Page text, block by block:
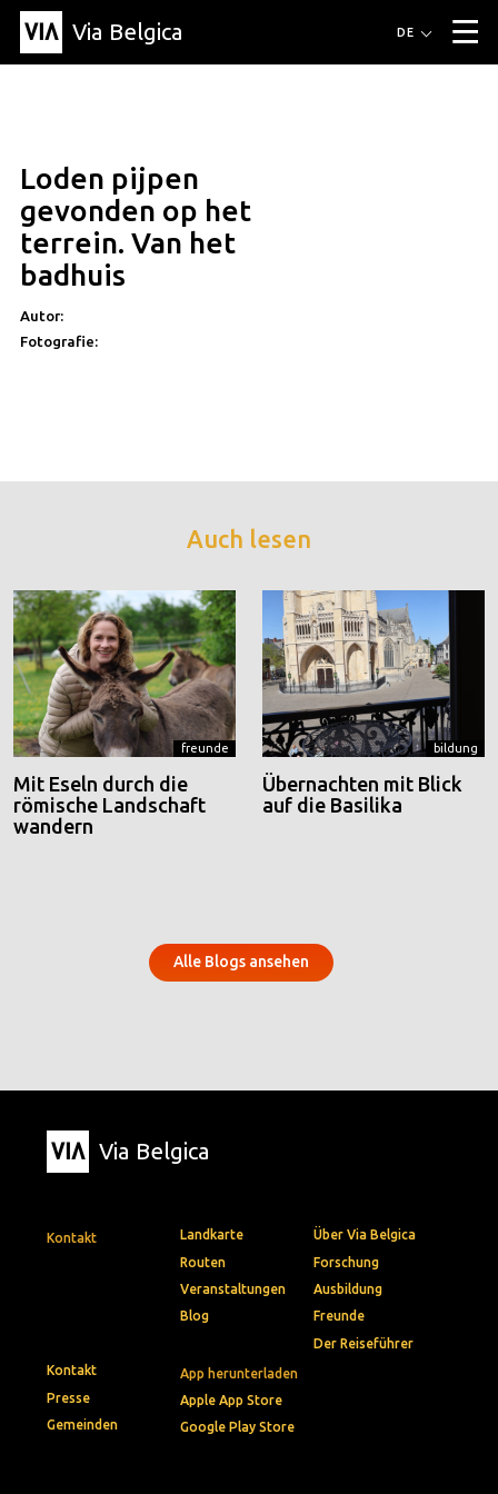
Via Belgica ▼
Über Via Belgica
Über Via Belgica
Forschung
Ausbildung
Freunde
Der Reiseführer
Organisation
DE
Loden pijpen
gevonden op het
terrein. Van het
badhuis
Autor:
Fotografie:
Auch lesen
freunde
Mit Eseln durch die
römische Landschaft
wandern
bildung
Übernachten mit Blick
auf die Basilika
Alle Blogs ansehen
Via Belgica
Kontakt
App herunterladen
Apple App Store
Google Play Store
Landkarte
Routen
Veranstaltungen
Blog
Über Via Belgica
Forschung
Ausbildung
Freunde
Der Reiseführer
Kontakt
Presse
Gemeinden